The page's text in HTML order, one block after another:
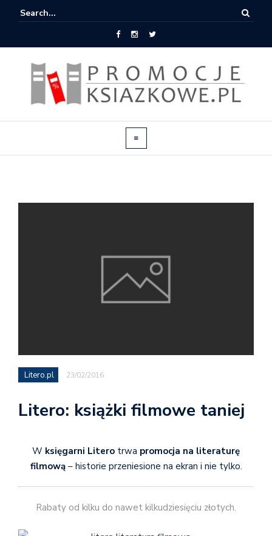
Litero.pl 23/02/2016
Litero: książki filmowe taniej
W księgarni Litero trwa promocja na literaturę
filmową– historie przeniesione na ekran i nie tylko.
Rabaty od kilku do nawet kilkudziesięciu złotych.